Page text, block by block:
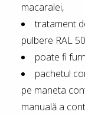
macaralei,
tratament
pulbere RAL
poate fi
pachetul
pe maneta
manuală a